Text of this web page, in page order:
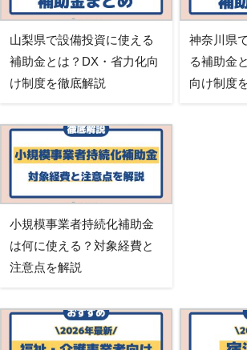
山梨県で設備投資に使える
補助金とは？DX・省力化向
け制度を徹底解説
神奈川県
る補助金
向け制度
小規模事業者持続化補助金
は何に使える？対象経費と
注意点を解説